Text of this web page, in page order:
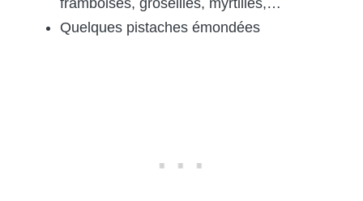
Quelques pistaches émondées